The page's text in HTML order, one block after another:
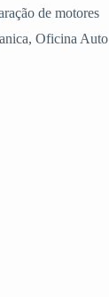
de motores
Oficina Auto